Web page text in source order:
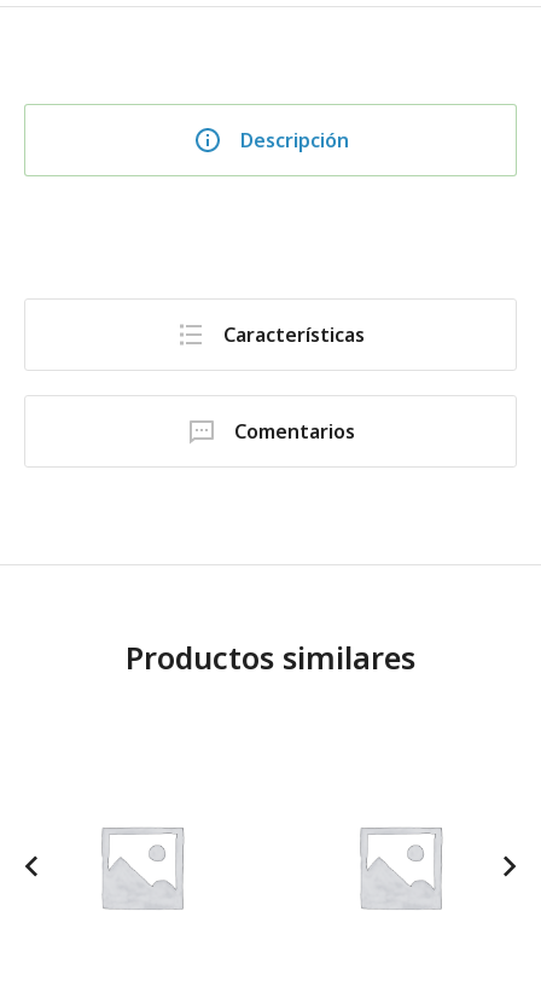
Descripción
Características
Comentarios
Productos similares